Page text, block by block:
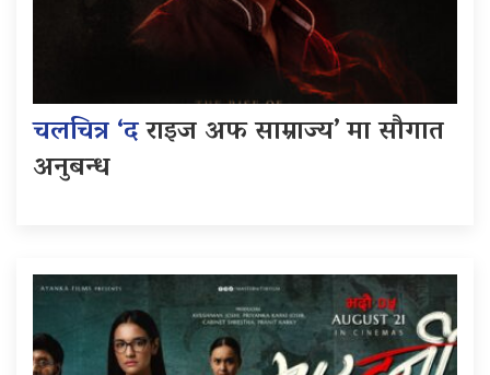
चलचित्र ‘दराइज अफ साम्राज्य’ मा सौगात
अनुबन्ध